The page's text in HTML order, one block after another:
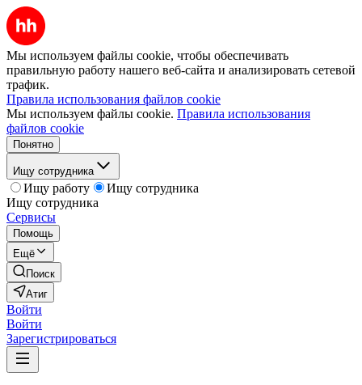
Мы используем файлы cookie, чтобы обеспечивать
правильную работу нашего веб-сайта и анализировать сетевой
трафик.
Правила использования файлов cookie
Мы используем файлы cookie. Правила использования
файлов cookie
Понятно
Ищу сотрудника
Ищу работу
Ищу сотрудника
Ищу сотрудника
Сервисы
Помощь
Ещё
Поиск
Атиг
Войти
Войти
Зарегистрироваться